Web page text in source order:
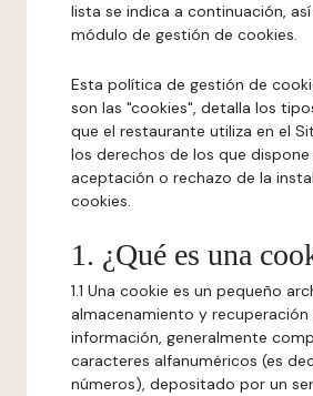
lista se indica a continuación,
módulo de gestión de cookies.
Esta política de gestión de
son las "cookies", detalla los
que el restaurante utiliza en el
los derechos de los que
aceptación o rechazo de la
cookies.
1. ¿Qué es una
1.1 Una cookie es un pequeño
almacenamiento y recuperación
información, generalmente
caracteres alfanuméricos (es
números), depositado por un